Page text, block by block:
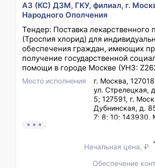
АЗ (КС) ДЗМ, ГКУ, филиал, г.
Народного Ополчения
Тендер: Поставка лекарственного
(Троспия хлорид) для
обеспечения граждан, имеющих
получение государственной
помощи в городе Москве (УНЗ:
Место исполнения
г. Москва,
ул. Стрелецкая,
5; 127591, г.
Дубнинская, д.
7; 8; 10; 143930,
Носовихинское
владение 253,
этаж – пом. 5; 2
Начальная цена, ₽
Обеспечение